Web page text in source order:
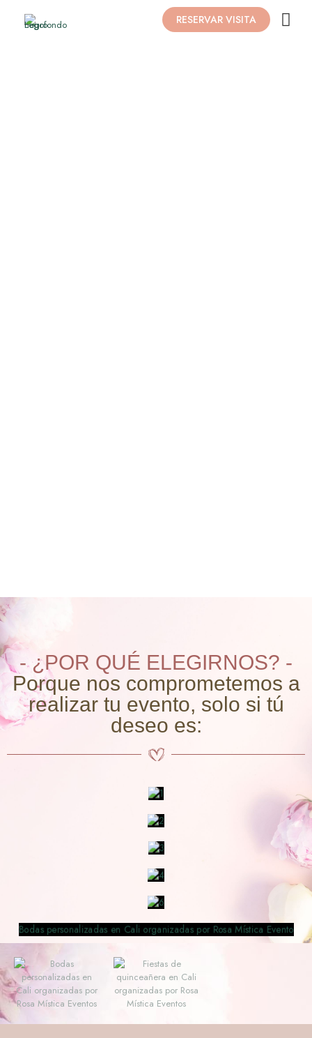
RESERVAR VISITA
- ¿POR QUÉ ELEGIRNOS? -
Porque nos comprometemos a
realizar tu evento, solo si tú
deseo es: